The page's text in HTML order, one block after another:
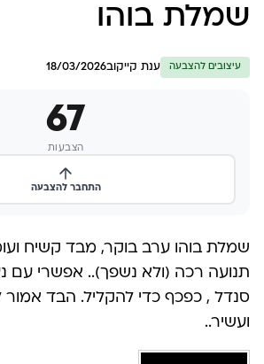
שמלת בוהו
עיצובים להצבעה ענת קייקוב18/03/2026
67
הצבעות
התחבר להצבעה
שמלת בוהו ערב בוקר, מבד קשיח
תנועה רכה (ולא נשפך).. אפשרי עם
סנדל , כפכף כדי להקליל. הבד אמור
ועשיר..